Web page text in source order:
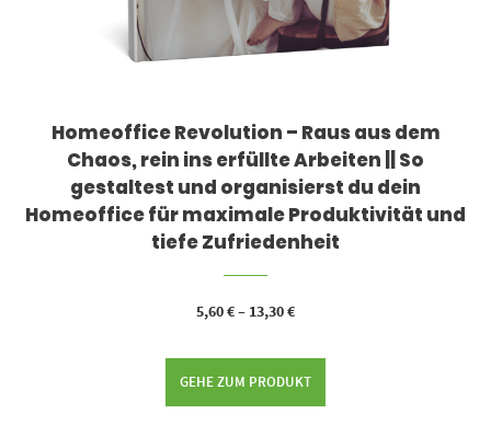
Homeoffice Revolution – Raus aus dem
Chaos, rein ins erfüllte Arbeiten || So
gestaltest und organisierst du dein
Homeoffice für maximale Produktivität und
tiefe Zufriedenheit
5,60€– 13,30€
GEHE ZUM PRODUKT